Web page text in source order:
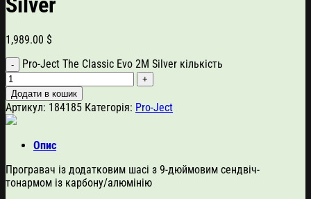
1,989.00 $
Pro-Ject The Classic Evo 2M Silver кількість
Додати в кошик
Артикул: 184185 Категорія: Pro-Ject
Опис
Програвач із додатковим шасі з 9-дюймовим сендвіч-
тонармом із карбону/алюмінію